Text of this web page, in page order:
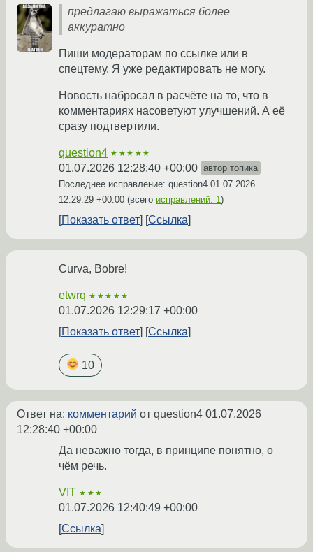
предлагаю выражаться более
аккуратно
Пиши модераторам по ссылке или в
спецтему. Я уже редактировать не могу.
Новость набросал в расчёте на то, что в
комментариях насоветуют улучшений. А её
сразу подтвертили.
question4 ★★★★★
01.07.2026 12:28:40 +00:00 автор топика
Последнее исправление: question4 01.07.2026
12:29:29 +00:00 (всего исправлений: 1)
Показать ответ Ссылка
Curva, Bobre!
etwrq ★★★★★
01.07.2026 12:29:17 +00:00
Показать ответ
Ссылка
10
Ответ на: комментарий от question4 01.07.2026
12:28:40 +00:00
Да неважно тогда, в принципе понятно, о
чём речь.
VIT ★★★
01.07.2026 12:40:49 +00:00
Ссылка